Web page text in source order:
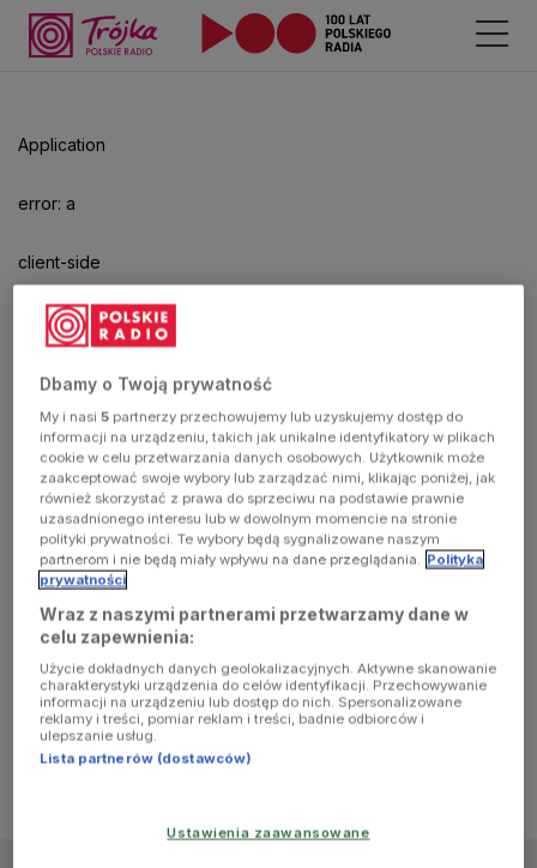
Application
error: a
client-side
exception
has
occurred
(see the
browser
console for
more
information)
aby
odtwarzać.
Dbamy o Twoją prywatność
My i nasi5 partnerzy przechowujemy lub uzyskujemy dostęp do
informacji na urządzeniu, takich jak unikalne identyfikatory w plikach
cookie w celu przetwarzania danych osobowych. Użytkownik może
zaakceptować swoje wybory lub zarządzać nimi, klikając poniżej, jak
również skorzystać z prawa do sprzeciwu na podstawie prawnie
uzasadnionego interesu lub w dowolnym momencie na stronie
polityki prywatności. Te wybory będą sygnalizowane naszym
partnerom i nie będą miały wpływu na dane przeglądania. Polityka
prywatności
Wraz z naszymi partnerami przetwarzamy dane w
celu zapewnienia:
Użycie dokładnych danych geolokalizacyjnych. Aktywne skanowanie
charakterystyki urządzenia do celów identyfikacji. Przechowywanie
informacji na urządzeniu lub dostęp do nich. Spersonalizowane
reklamy i treści, pomiar reklam i treści, badnie odbiorców i
ulepszanie usług.
Lista partnerów (dostawców)
Ustawienia zaawansowane